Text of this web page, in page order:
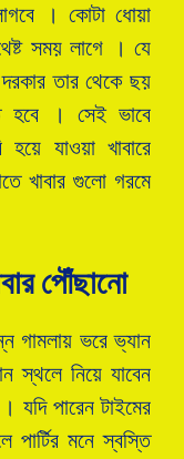
। কোটা ধোয়া
সময় লাগে । যে
তার থেকে ছয়
হবে । সেই ভাবে
যাওয়া খাবারে
খাবার গুলো গরমে
পৌঁছানো
গামলায় ভরে ভ্যান
স্থলে নিয়ে যাবেন
যদি পারেন টাইমের
মনে স্বস্তি